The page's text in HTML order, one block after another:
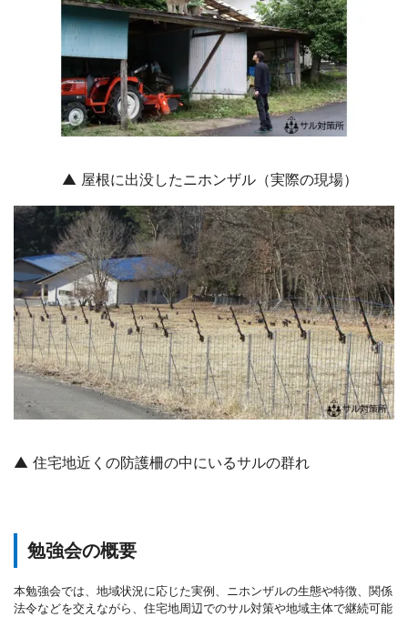
▲ 屋根に出没したニホンザル（実際の現場）
▲ 住宅地近くの防護柵の中にいるサルの群れ
勉強会の概要
本勉強会では、地域状況に応じた実例、ニホンザルの生態や特徴、関係
法令などを交えながら、住宅地周辺でのサル対策や地域主体で継続可能